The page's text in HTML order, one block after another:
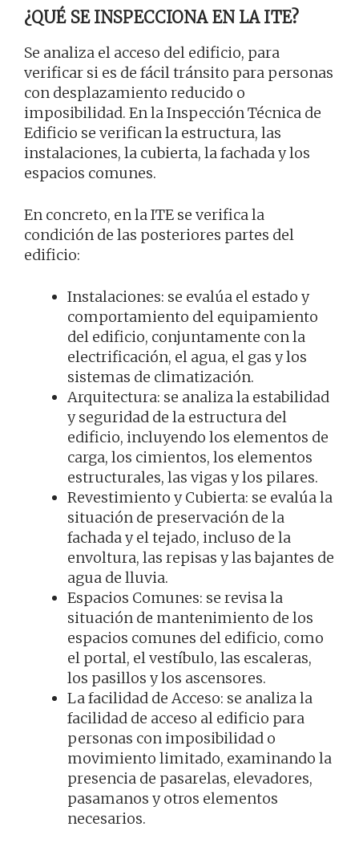
¿QUÉ SE INSPECCIONA EN LA ITE?
Se analiza el acceso del edificio, para
verificar si es de fácil tránsito para personas
con desplazamiento reducido o
imposibilidad. En la Inspección Técnica de
Edificio se verifican la estructura, las
instalaciones, la cubierta, la fachada y los
espacios comunes.
En concreto, en la ITE se verifica la
condición de las posteriores partes del
edificio:
Instalaciones: se evalúa el estado y
comportamiento del equipamiento
del edificio, conjuntamente con la
electrificación, el agua, el gas y los
sistemas de climatización.
Arquitectura: se analiza la estabilidad
y seguridad de la estructura del
edificio, incluyendo los elementos de
carga, los cimientos, los elementos
estructurales, las vigas y los pilares.
Revestimiento y Cubierta: se evalúa la
situación de preservación de la
fachada y el tejado, incluso de la
envoltura, las repisas y las bajantes de
agua de lluvia.
Espacios Comunes: se revisa la
situación de mantenimiento de los
espacios comunes del edificio, como
el portal, el vestíbulo, las escaleras,
los pasillos y los ascensores.
La facilidad de Acceso: se analiza la
facilidad de acceso al edificio para
personas con imposibilidad o
movimiento limitado, examinando la
presencia de pasarelas, elevadores,
pasamanos y otros elementos
necesarios.